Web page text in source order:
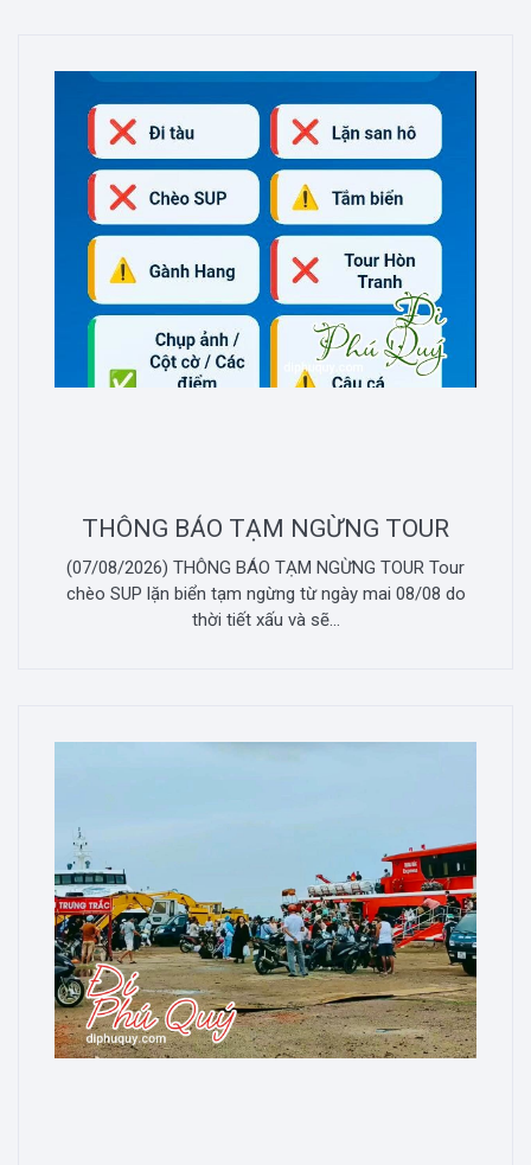
THÔNG BÁO TẠM NGỪNG TOUR
(07/08/2026) THÔNG BÁO TẠM NGỪNG TOUR Tour
chèo SUP lặn biển tạm ngừng từ ngày mai 08/08 do
thời tiết xấu và sẽ...